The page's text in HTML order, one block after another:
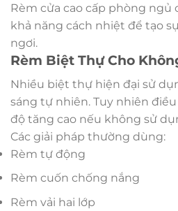
Rèm cửa cao cấp phòng ngủ
khả năng cách nhiệt để tạo
ngơi.
Rèm Biệt Thự Cho
Nhiều biệt thự hiện đại sử
sáng tự nhiên. Tuy nhiên
độ tăng cao nếu không sử
Các giải pháp thường dùng:
Rèm tự động
Rèm cuốn chống nắng
Rèm vải hai lớp